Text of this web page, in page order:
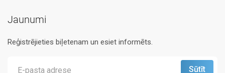
Jaunumi
Reģistrējieties biļetenam un esiet informēts.